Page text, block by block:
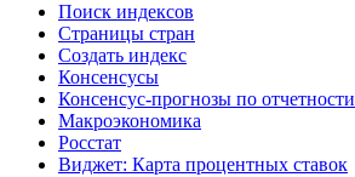
Поиск индексов
Страницы стран
Создать индекс
Консенсусы
Консенсус-прогнозы по отчетности
Макроэкономика
Росстат
Виджет: Карта процентных ставок